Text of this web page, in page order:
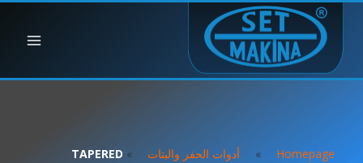
Homepage
» أدوات الحفر والبتات »
TAPERED